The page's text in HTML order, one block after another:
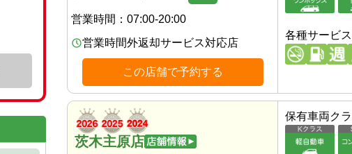
営業時間： 07:00-20:00
営業時間外返却サービス対応店
この店舗で予約する
各種サービス
茨木主原店
保有車両ク